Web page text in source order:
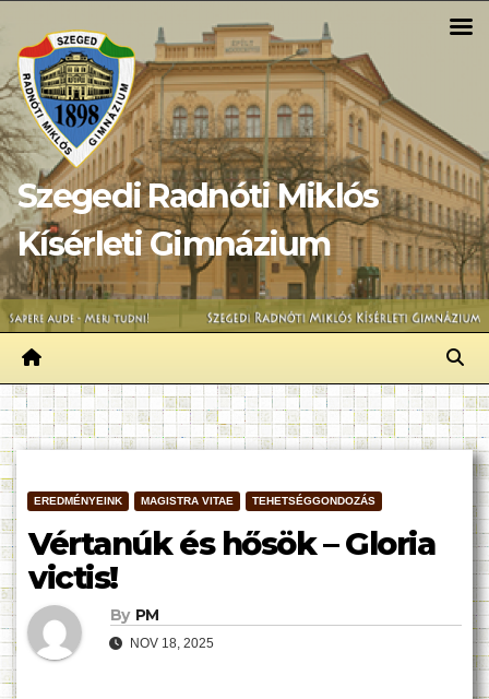
content
Szegedi Radnóti Miklós
Kísérleti Gimnázium
EREDMÉNYEINK MAGISTRA VITAE TEHETSÉGGONDOZÁS
Vértanúk és hősök – Gloria
victis!
By PM
NOV 18, 2025